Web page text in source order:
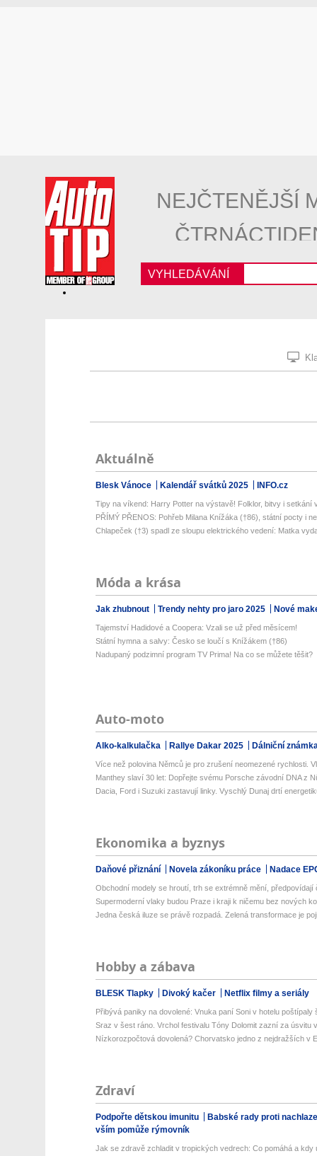
NEJČTENĚJŠÍ
VYHLEDÁVÁNÍ
Aktuálně
Blesk Vánoce Kalendář svátků 2025 INFO.cz
Tipy na víkend: Harry Potter na výstavě! Folklor, bitvy i setkání
PŘÍMÝ PŘENOS: Pohřeb Milana Knížáka (†86), státní pocty i
Chlapeček (†3) spadl ze sloupu elektrického vedení: Matka
Móda a krása
Jak zhubnout Trendy nehty pro jaro 2025 Nové
Tajemství Hadidové a Coopera: Vzali se už před měsícem!
Státní hymna a salvy: Česko se loučí s Knížákem (†86)
Nadupaný podzimní program TV Prima! Na co se můžete těšit?
Auto-moto
Alko-kalkulačka Rallye Dakar 2025 Dálniční
Více než polovina Němců je pro zrušení neomezené rychlosti.
Manthey slaví 30 let: Dopřejte svému Porsche závodní DNA z
Dacia, Ford i Suzuki zastavují linky. Vyschlý Dunaj drtí
Ekonomika a byznys
Daňové přiznání Novela zákoníku práce Nadace
Obchodní modely se hroutí, trh se extrémně mění, předpovídají
Supermoderní vlaky budou Praze i kraji k ničemu bez nových
Jedna česká iluze se právě rozpadá. Zelená transformace je
Hobby a zábava
BLESK Tlapky Divoký kačer Netflix filmy a seriály
Přibývá paniky na dovolené: Vnuka paní Soni v hotelu poštípaly
Sraz v šest ráno. Vrchol festivalu Tóny Dolomit zazní za úsvitu
Nízkorozpočtová dovolená? Chorvatsko jedno z nejdražších v
Zdraví
Podpořte dětskou imunitu
Babské rady proti
vším pomůže rýmovník
Jak se zdravě zchladit v tropických vedrech: Co pomáhá a kdy